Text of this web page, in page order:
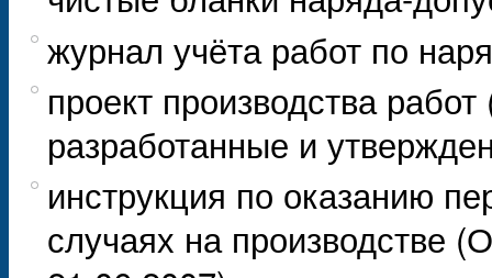
журнал учёта работ по
проект производства
разработанные и
инструкция по оказанию
случаях на